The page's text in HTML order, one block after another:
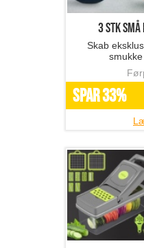
3 stk små
Skab
SPAR 33%